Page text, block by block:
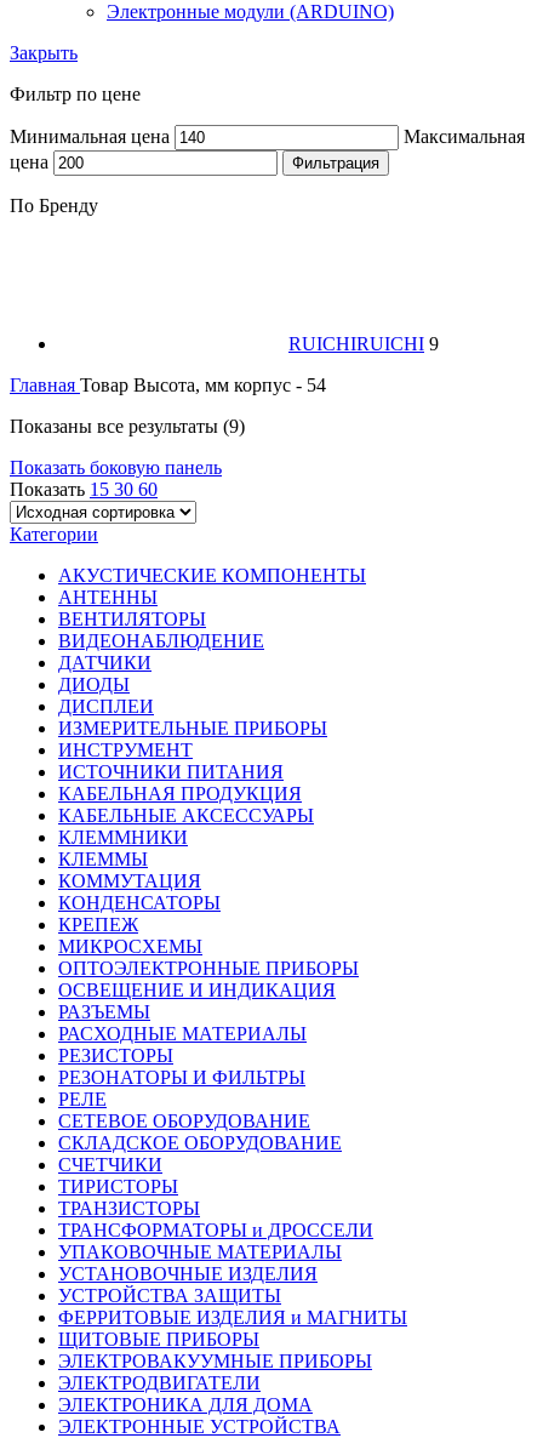
Электронные модули (ARDUINO)
Закрыть
Фильтр по цене
Минимальная цена
Максимальная
цена
Фильтрация
По Бренду
RUICHIRUICHI 9
Главная Товар Высота, мм корпус - 54
Показаны все результаты (9)
Показать боковую панель
Показать 15 30 60
Категории
АКУСТИЧЕСКИЕ КОМПОНЕНТЫ
АНТЕННЫ
ВЕНТИЛЯТОРЫ
ВИДЕОНАБЛЮДЕНИЕ
ДАТЧИКИ
ДИОДЫ
ДИСПЛЕИ
ИЗМЕРИТЕЛЬНЫЕ ПРИБОРЫ
ИНСТРУМЕНТ
ИСТОЧНИКИ ПИТАНИЯ
КАБЕЛЬНАЯ ПРОДУКЦИЯ
КАБЕЛЬНЫЕ АКСЕССУАРЫ
КЛЕММНИКИ
КЛЕММЫ
КОММУТАЦИЯ
КОНДЕНСАТОРЫ
КРЕПЕЖ
МИКРОСХЕМЫ
ОПТОЭЛЕКТРОННЫЕ ПРИБОРЫ
ОСВЕЩЕНИЕ И ИНДИКАЦИЯ
РАЗЪЕМЫ
РАСХОДНЫЕ МАТЕРИАЛЫ
РЕЗИСТОРЫ
РЕЗОНАТОРЫ И ФИЛЬТРЫ
РЕЛЕ
СЕТЕВОЕ ОБОРУДОВАНИЕ
СКЛАДСКОЕ ОБОРУДОВАНИЕ
СЧЕТЧИКИ
ТИРИСТОРЫ
ТРАНЗИСТОРЫ
ТРАНСФОРМАТОРЫ и ДРОССЕЛИ
УПАКОВОЧНЫЕ МАТЕРИАЛЫ
УСТАНОВОЧНЫЕ ИЗДЕЛИЯ
УСТРОЙСТВА ЗАЩИТЫ
ФЕРРИТОВЫЕ ИЗДЕЛИЯ и МАГНИТЫ
ЩИТОВЫЕ ПРИБОРЫ
ЭЛЕКТРОВАКУУМНЫЕ ПРИБОРЫ
ЭЛЕКТРОДВИГАТЕЛИ
ЭЛЕКТРОНИКА ДЛЯ ДОМА
ЭЛЕКТРОННЫЕ УСТРОЙСТВА